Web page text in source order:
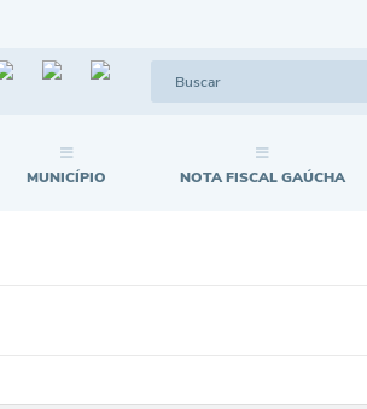
MUNICÍPIO NOTA FISCAL GAÚCHA